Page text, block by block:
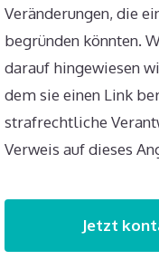
Veränderungen, die
begründen könnten.
darauf hingewiesen
dem sie einen Link
strafrechtliche
Verweis auf dieses
Jetzt